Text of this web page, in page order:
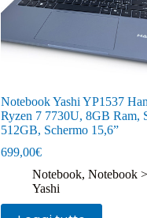
Notebook Yashi YP1537
Ryzen 7 7730U, 8GB Ram,
512GB, Schermo 15,6”
699,00€
Notebook, Notebook
Yashi